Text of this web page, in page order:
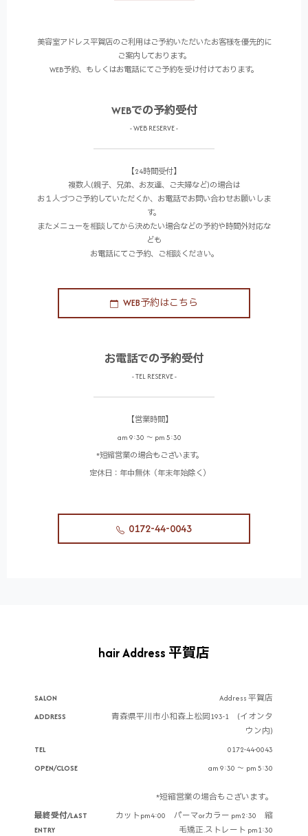
美容室アドレス平賀店のご利用はご予約いただいたお客様を優先的に
ご案内しております。
WEB予約、もしくはお電話にてご予約を受け付けております。
WEBでの予約受付
- WEB RESERVE -
【24時間受付】
複数人(親子、兄弟、お友達、ご夫婦など)の場合は
お１人づつご予約していただくか、お電話でお問い合わせお願いしま
す。
またメニューを相談してから決めたい場合などの予約や時間外対応な
ども
お電話にてご予約、ご相談ください。
WEB予約はこちら
お電話での予約受付
- TEL RESERVE -
【営業時間】
am 9:30 〜 pm 5:30
*短縮営業の場合もございます。
定休日：年中無休（年末年始除く）
0172-44-0043
hair Address 平賀店
SALON
Address 平賀店
ADDRESS
青森県平川市小和森上松岡193-1 (イオンタ
ウン内)
TEL
0172-44-0043
OPEN/CLOSE
am 9:30 ～ pm 5:30
*短縮営業の場合もございます。
最終受付/LAST
ENTRY
カットpm4:00 パーマorカラー pm2:30 縮
毛矯正.ストレート pm1:30